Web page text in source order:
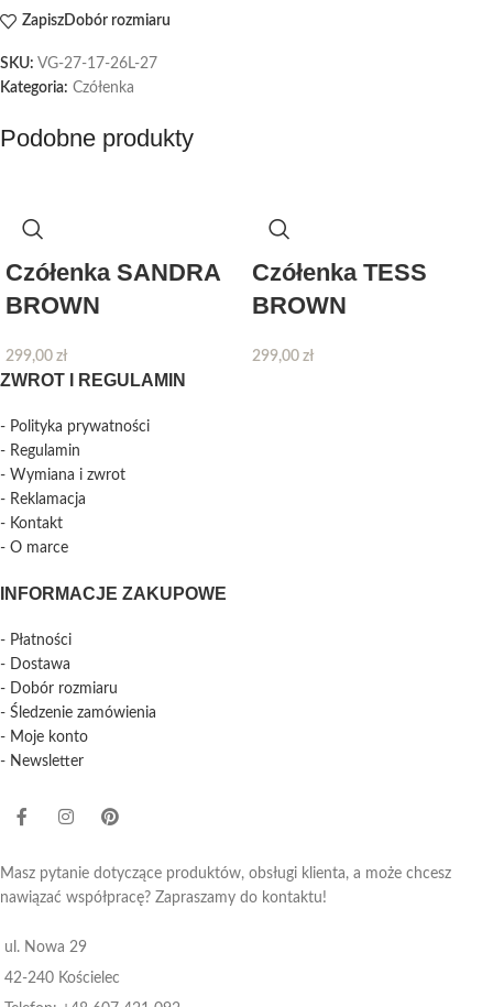
ZapiszDobór rozmiaru
SKU: VG-27-17-26L-27
Kategoria: Czółenka
Podobne produkty
Czółenka SANDRA
BROWN
299,00 zł
Czółenka TESS
BROWN
299,00 zł
ZWROT I REGULAMIN
- Polityka prywatności
- Regulamin
- Wymiana i zwrot
- Reklamacja
- Kontakt
- O marce
INFORMACJE ZAKUPOWE
- Płatności
- Dostawa
- Dobór rozmiaru
- Śledzenie zamówienia
- Moje konto
- Newsletter
Masz pytanie dotyczące produktów, obsługi klienta, a może chcesz
nawiązać współpracę? Zapraszamy do kontaktu!
ul. Nowa 29
42-240 Kościelec